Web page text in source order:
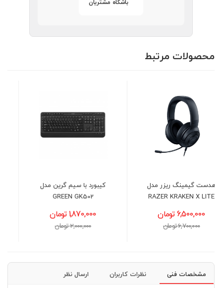
باشگاه مشتریان
محصولات مرتبط
کیبورد با سیم گرین مدل
GREEN GK502
1,870,000 تومان
2,000,000 تومان
کیبورد بی سیم گرین مدل
GREEN GK306W
1,550,000 تومان
1,650,000 تومان
مشخصات فنی نظرات کاربران ارسال نظر